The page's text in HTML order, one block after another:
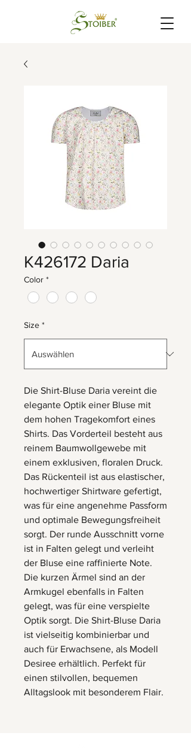
K426172 Daria
Color *
Size *
Die Shirt-Bluse Daria vereint die
elegante Optik einer Bluse mit
dem hohen Tragekomfort eines
Shirts. Das Vorderteil besteht aus
reinem Baumwollgewebe mit
einem exklusiven, floralen Druck.
Das Rückenteil ist aus elastischer,
hochwertiger Shirtware gefertigt,
was für eine angenehme Passform
und optimale Bewegungsfreiheit
sorgt. Der runde Ausschnitt vorne
ist in Falten gelegt und verleiht
der Bluse eine raffinierte Note.
Die kurzen Ärmel sind an der
Armkugel ebenfalls in Falten
gelegt, was für eine verspielte
Optik sorgt. Die Shirt-Bluse Daria
ist vielseitig kombinierbar und
auch für Erwachsene, als Modell
Desiree erhältlich. Perfekt für
einen stilvollen, bequemen
Alltagslook mit besonderem Flair.